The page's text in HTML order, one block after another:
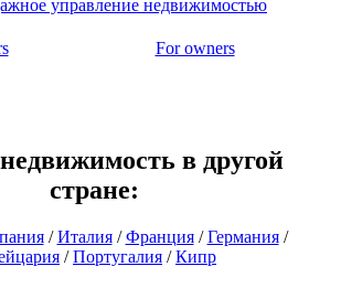
управление недвижимостью
For owners
в другой
стране:
/Италия/Франция/Германия/
/Португалия /Кипр